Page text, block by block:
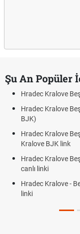
Şu An Popüler
Hradec Kralove
Hradec Kralove
BJK)
Hradec Kralove
Kralove BJK link
Hradec Kralove
canlı linki
Hradec Kralove -
linki